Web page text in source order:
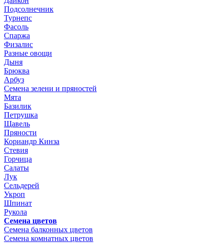
Подсолнечник
Турнепс
Фасоль
Спаржа
Физалис
Разные овощи
Дыня
Брюква
Арбуз
Семена зелени и пряностей
Мята
Базилик
Петрушка
Щавель
Пряности
Кориандр Кинза
Стевия
Горчица
Салаты
Лук
Сельдерей
Укроп
Шпинат
Рукола
Семена цветов
Семена балконных цветов
Семена комнатных цветов